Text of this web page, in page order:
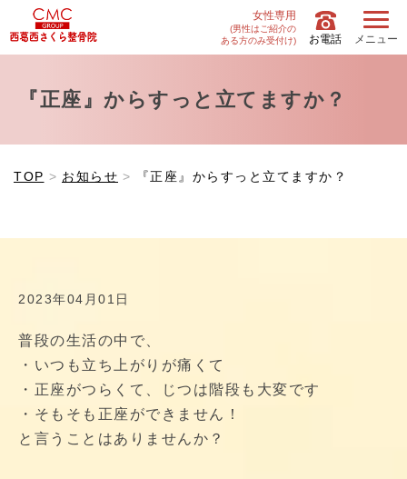
女性専用
(男性はご紹介の
ある方のみ受付け)
お電話 メニュー
『正座』からすっと立てますか？
TOP お知らせ 『正座』からすっと立てますか？
2023年04月01日
普段の生活の中で、
・いつも立ち上がりが痛くて
・正座がつらくて、じつは階段も大変です
・そもそも正座ができません！
と言うことはありませんか？